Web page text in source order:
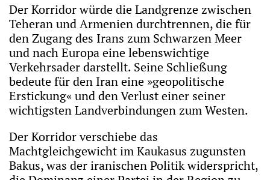
Der Korridor würde die Landgrenze zwischen
Teheran und Armenien durchtrennen, die für
den Zugang des Irans zum Schwarzen Meer
und nach Europa eine lebenswichtige
Verkehrsader darstellt. Seine Schließung
bedeute für den Iran eine »geopolitische
Erstickung« und den Verlust einer seiner
wichtigsten Landverbindungen zum Westen.
Der Korridor verschiebe das
Machtgleichgewicht im Kaukasus zugunsten
Bakus, was der iranischen Politik widerspricht,